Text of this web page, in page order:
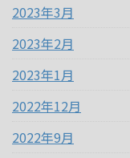
2023年3月
2023年2月
2023年1月
2022年12月
2022年9月